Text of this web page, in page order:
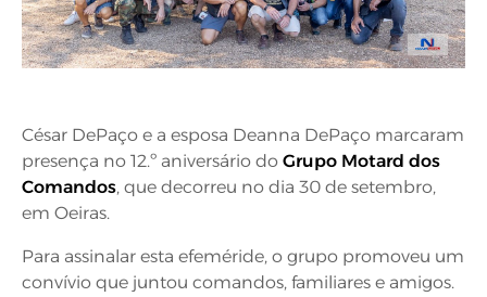
César DePaço e a esposa Deanna DePaço marcaram
presença no 12.º aniversário do Grupo Motard dos
Comandos, que decorreu no dia 30 de setembro,
em Oeiras.
Para assinalar esta efeméride, o grupo promoveu um
convívio que juntou comandos, familiares e amigos.